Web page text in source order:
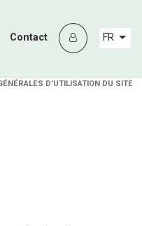
Contact FR
D’UTILISATION DU SITE